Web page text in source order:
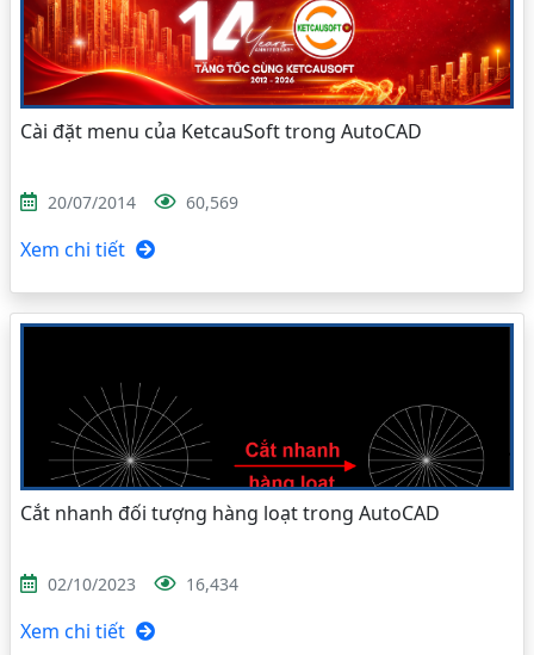
Cài đặt menu của KetcauSoft trong AutoCAD
20/07/2014 60,569
Xem chi tiết
Cắt nhanh đối tượng hàng loạt trong AutoCAD
02/10/2023 16,434
Xem chi tiết